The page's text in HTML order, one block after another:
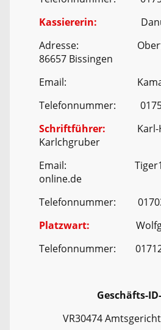
Kassiererin:
Adresse:
86657 Bissingen
Email:
Telefonnummer:
Schriftführer: Karl-
Karlchgruber
Email:
online.de
Telefonnummer:
Platzwart:
Telefonnummer:
Geschäfts-
VR30474